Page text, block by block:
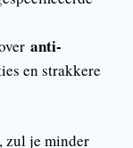
anti-
en strakkere
zul je minder